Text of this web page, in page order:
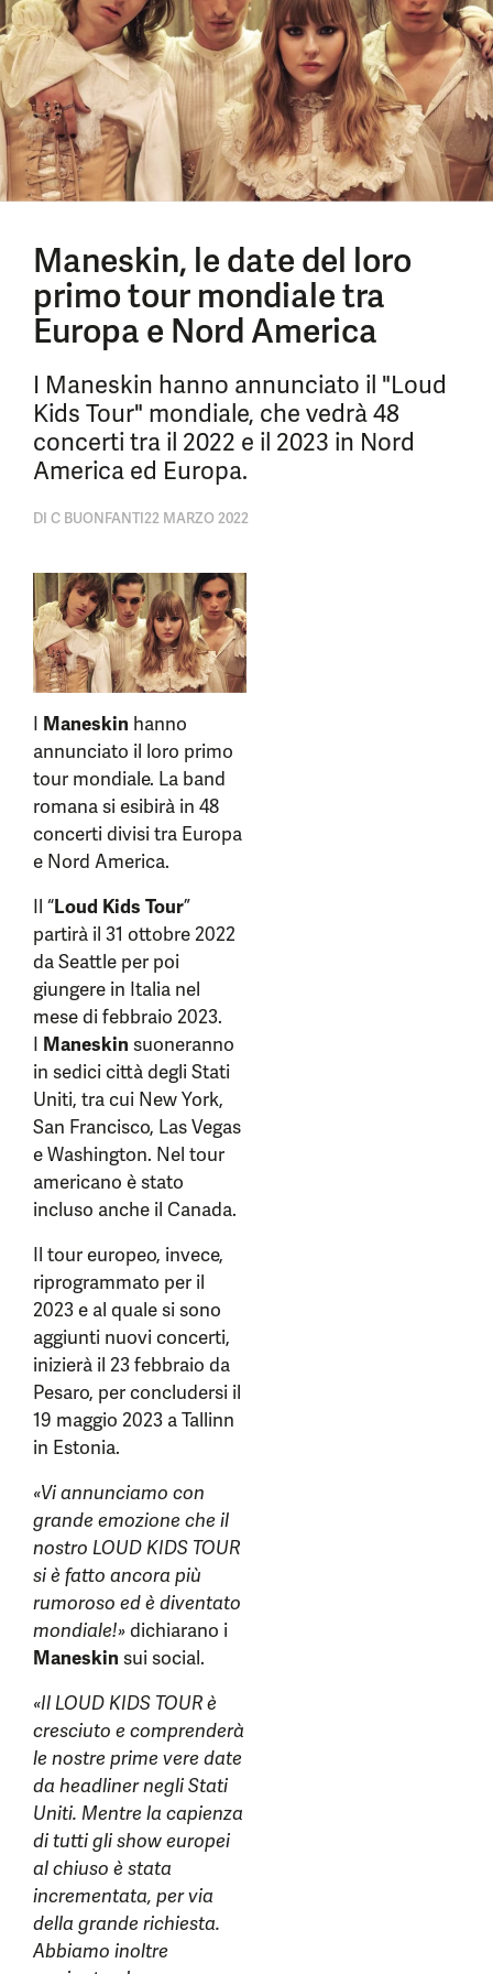
Maneskin, le date del loro
primo tour mondiale tra
Europa e Nord America
I Maneskin hanno annunciato il "Loud
Kids Tour" mondiale, che vedrà 48
concerti tra il 2022 e il 2023 in Nord
America ed Europa.
DI C BUONFANTI22 MARZO 2022
I Maneskin hanno
annunciato il loro primo
tour mondiale. La band
romana si esibirà in 48
concerti divisi tra Europa
e Nord America.
Il “Loud Kids Tour”
partirà il 31 ottobre 2022
da Seattle per poi
giungere in Italia nel
mese di febbraio 2023.
I Maneskin suoneranno
in sedici città degli Stati
Uniti, tra cui New York,
San Francisco, Las Vegas
e Washington. Nel tour
americano è stato
incluso anche il Canada.
Il tour europeo, invece,
riprogrammato per il
2023 e al quale si sono
aggiunti nuovi concerti,
inizierà il 23 febbraio da
Pesaro, per concludersi il
19 maggio 2023 a Tallinn
in Estonia.
«Vi annunciamo con
grande emozione che il
nostro LOUD KIDS TOUR
si è fatto ancora più
rumoroso ed è diventato
mondiale!»dichiarano i
Maneskin sui social.
«Il LOUD KIDS TOUR è
cresciuto e comprenderà
le nostre prime vere date
da headliner negli Stati
Uniti. Mentre la capienza
di tutti gli show europei
al chiuso è stata
incrementata, per via
della grande richiesta.
Abbiamo inoltre